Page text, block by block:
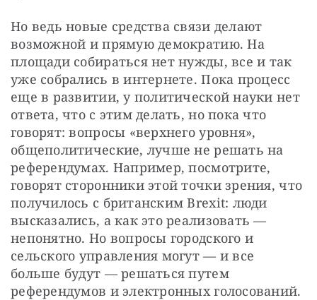
Но ведь новые средства связи делают
возможной и прямую демократию. На
площади собираться нет нужды, все и так
уже собрались в интернете. Пока процесс
еще в развитии, у политической науки нет
ответа, что с этим делать, но пока что
говорят: вопросы «верхнего уровня»,
общеполитические, лучше не решать на
референдумах. Например, посмотрите,
говорят сторонники этой точки зрения, что
получилось с британским Brexit: люди
высказались, а как это реализовать —
непонятно. Но вопросы городского и
сельского управления могут — и все
больше будут — решаться путем
референдумов и электронных голосований.